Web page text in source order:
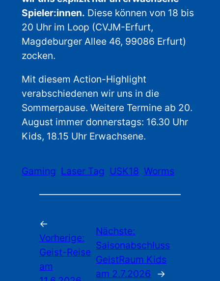
Spieler:innen. Diese können von 18 bis
20 Uhr im Loop (CVJM-Erfurt,
Magdeburger Allee 46, 99086 Erfurt)
zocken.
Mit diesem Action-Highlight
verabschiedenen wir uns in die
Sommerpause. Weitere Termine ab 20.
August immer donnerstags: 16.30 Uhr
Kids, 18.15 Uhr Erwachsene.
Gaming Laser Tag USK18 Worms
←
Vorherige:
Geist-Reise
am
Nächste:
Saisonabschluss
GeistRaum Kids
am 2.7.2026
→